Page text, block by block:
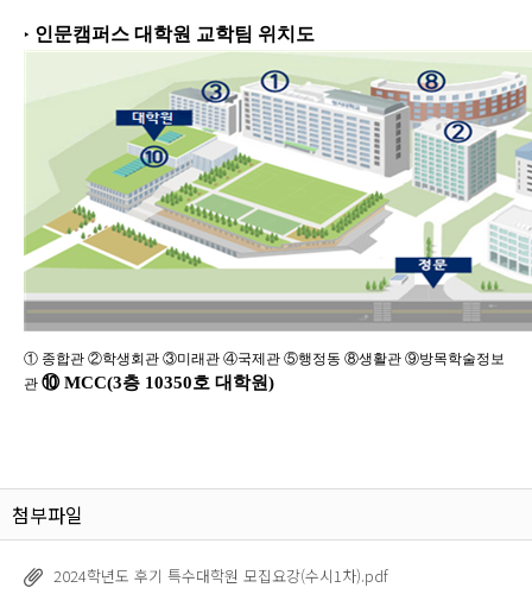
‣ 인문캠퍼스 대학원 교학팀 위치도
① 종합관 ②학생회관 ③미래관 ④국제관 ⑤행정동 ⑧생활관 ⑨방목학술정보
관 ⑩MCC(3층 10350호 대학원)
첨부파일
2024학년도 후기 특수대학원 모집요강(수시1차).pdf